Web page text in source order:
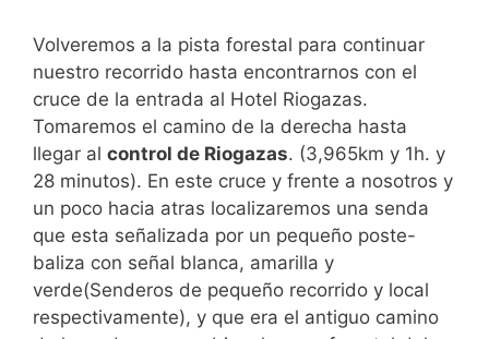
Volveremos a la pista forestal para continuar
nuestro recorrido hasta encontrarnos con el
cruce de la entrada al Hotel Riogazas.
Tomaremos el camino de la derecha hasta
llegar al control de Riogazas. (3,965km y 1h. y
28 minutos). En este cruce y frente a nosotros y
un poco hacia atras localizaremos una senda
que esta señalizada por un pequeño poste-
baliza con señal blanca, amarilla y
verde(Senderos de pequeño recorrido y local
respectivamente), y que era el antiguo camino